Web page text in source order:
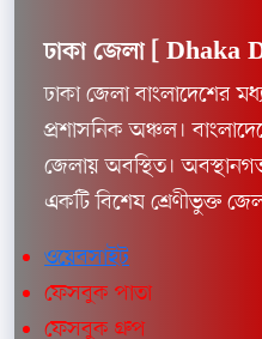
ঢাকা জেলা [ Dhaka
ঢাকা জেলা বাংলাদেশের
প্রশাসনিক অঞ্চল।
জেলায় অবস্থিত।
একটি বিশেষ শ্রেণীভুক্ত
ওয়েবসাইট
ফেসবুক পাতা
ফেসবুক গ্রুপ